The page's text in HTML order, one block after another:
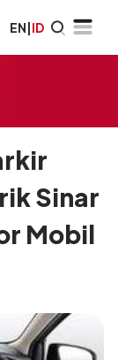
EN|ID
Sinar
Mobil